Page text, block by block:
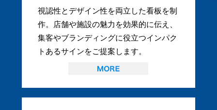
視認性とデザイン性を両立した看板を制
作。店舗や施設の魅力を効果的に伝え、
集客やブランディングに役立つインパク
トあるサインをご提案します。